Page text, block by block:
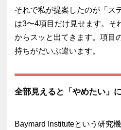
それで私が提案したのが「ス
は3〜4項目だけ見せます。そ
からスッと出てきます。項目
持ちがだいぶ違います。
全部見えると「やめたい」
Baymard Instituteという研究